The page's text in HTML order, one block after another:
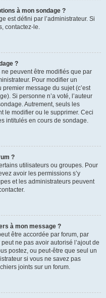
à mon sondage ?
est défini par l’administrateur. Si
contactez-le.
?
peuvent être modifiés que par
Pour modifier un
premier message du sujet (c’est
Si personne n’a voté, l’auteur
Autrement, seuls les
le modifier ou le supprimer. Ceci
intitulés en cours de sondage.
?
utilisateurs ou groupes. Pour
avoir les permissions s’y
et les administrateurs peuvent
à mon message ?
être accordée par forum, par
ne pas avoir autorisé l’ajout de
postez, ou peut-être que seul un
si vous ne savez pas
joints sur un forum.